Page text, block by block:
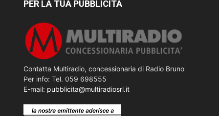
PER LA TUA PUBBLICITÀ
Contatta Multiradio, concessionaria di Radio Bruno
Per info: Tel. 059 698555
E-mail: pubblicita@multiradiosrl.it